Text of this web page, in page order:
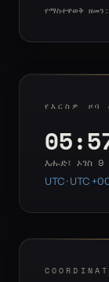
የማስተዋወቅ ዘመን:
የእርስዎ ዞባ
እሑድ፣ ኦገስ 9
UTC · UTC